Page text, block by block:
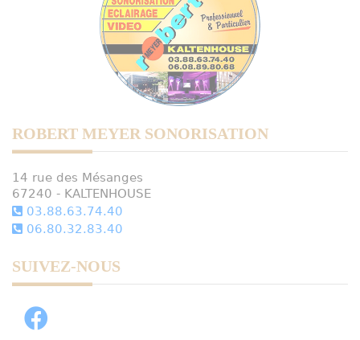
ROBERT MEYER SONORISATION
14 rue des Mésanges
67240 - KALTENHOUSE
03.88.63.74.40
06.80.32.83.40
SUIVEZ-NOUS